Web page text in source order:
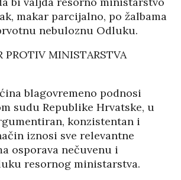
makar parcijalno, po žalbama
nebuloznu Odluku.
PROTIV MINISTARSTVA
blagovremeno podnosi
sudu Republike Hrvatske, u
konzistentan i
iznosi sve relevantne
osporava nečuvenu i
resornog ministarstva.